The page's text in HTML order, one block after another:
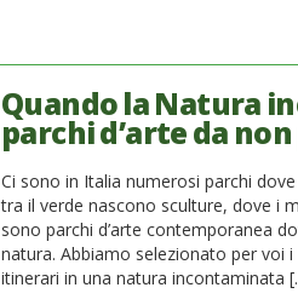
Quando la Natura
parchi d’arte da
Ci sono in Italia numerosi parchi
tra il verde nascono sculture, dove i
sono parchi d’arte contemporanea
natura. Abbiamo selezionato per voi i
itinerari in una natura incontaminata